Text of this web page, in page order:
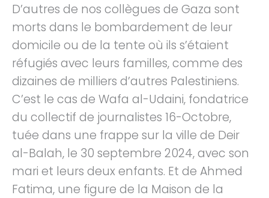
D’autres de nos collègues de Gaza sont
morts dans le bombardement de leur
domicile ou de la tente où ils s’étaient
réfugiés avec leurs familles, comme des
dizaines de milliers d’autres Palestiniens.
C’est le cas de Wafa al-Udaini, fondatrice
du collectif de journalistes 16-Octobre,
tuée dans une frappe sur la ville de Deir
al-Balah, le 30 septembre 2024, avec son
mari et leurs deux enfants. Et de Ahmed
Fatima, une figure de la Maison de la